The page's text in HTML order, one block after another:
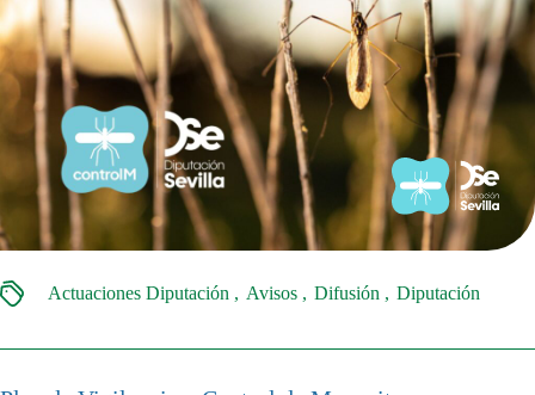
Actuaciones Diputación Avisos Difusión Diputación